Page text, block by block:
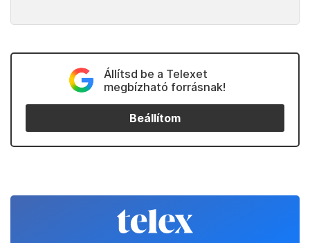
Állítsd be a Telexet
megbízható forrásnak!
Beállítom